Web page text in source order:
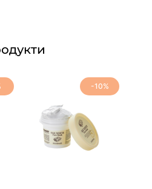
-10%